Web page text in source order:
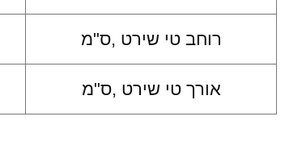
רוחב טי שירט ,ס"מ
אורך טי שירט ,ס"מ